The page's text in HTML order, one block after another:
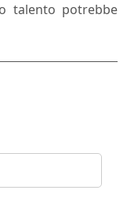
talento potrebbe